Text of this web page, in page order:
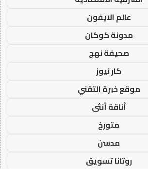
عالم الايفون
مدونة كوكان
صحيفة نهج
كار نيوز
موقع خبرة التقني
أناقة أنثى
متورخ
مدسن
روتانا تسويق